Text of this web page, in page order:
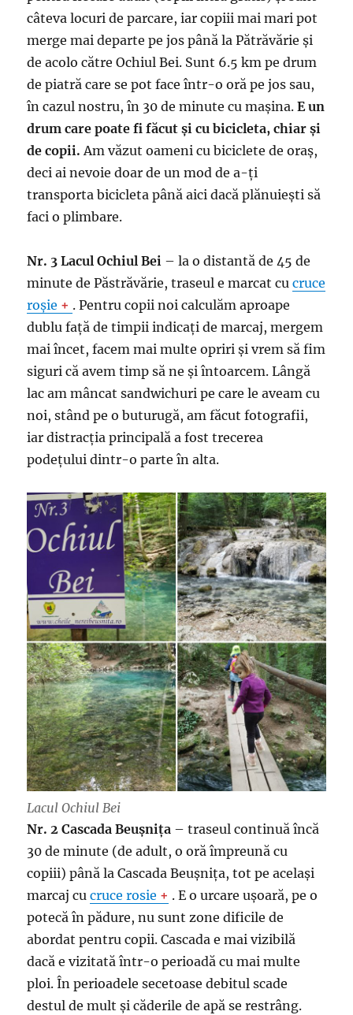
câteva locuri de parcare, iar copiii mai mari pot
merge mai departe pe jos până la Pătrăvărie și
de acolo către Ochiul Bei. Sunt 6.5 km pe drum
de piatră care se pot face într-o oră pe jos sau,
în cazul nostru, în 30 de minute cu mașina.E un
drum care poate fi făcut și cu bicicleta, chiar și
de copii. Am văzut oameni cu biciclete de oraș,
deci ai nevoie doar de un mod de a-ți
transporta bicicleta până aici dacă plănuiești să
faci o plimbare.
Nr. 3 Lacul Ochiul Bei – la o distantă de 45 de
minute de Păstrăvărie, traseul e marcat cucruce
roșie + . Pentru copii noi calculăm aproape
dublu față de timpii indicați de marcaj, mergem
mai încet, facem mai multe opriri și vrem să fim
siguri că avem timp să ne și întoarcem. Lângă
lac am mâncat sandwichuri pe care le aveam cu
noi, stând pe o buturugă, am făcut fotografii,
iar distracția principală a fost trecerea
podețului dintr-o parte în alta.
Lacul Ochiul Bei
Nr. 2 Cascada Beușnița – traseul continuă încă
30 de minute (de adult, o oră împreună cu
copiii) până la Cascada Beușnița, tot pe același
marcaj cucruce rosie + . E o urcare ușoară, pe o
potecă în pădure, nu sunt zone dificile de
abordat pentru copii. Cascada e mai vizibilă
dacă e vizitată într-o perioadă cu mai multe
ploi. În perioadele secetoase debitul scade
destul de mult și căderile de apă se restrâng.